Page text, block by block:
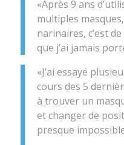
«Après 9 ans
multiples
narinaires, c’est
que j’ai jamais
«J’ai essayé
cours des 5
à trouver un
et changer de
presque